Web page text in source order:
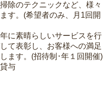
除のテクニックなど、様々
す。(希望者のみ、月1回開
に素晴らしいサービスを行
て表彰し、お客様への満足
ます。(招待制･年１回開催)
与